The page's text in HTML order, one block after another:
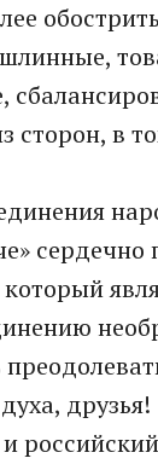
сторон, в
друзья!